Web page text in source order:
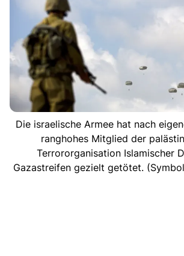
Die israelische Armee hat nach
ranghohes Mitglied der
Terrororganisation Islamischer
Gazastreifen gezielt getötet.